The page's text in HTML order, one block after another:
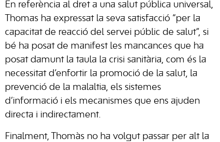
En referència al dret a una salut pública universal,
Thomas ha expressat la seva satisfacció “per la
capacitat de reacció del servei públic de salut”, si
bé ha posat de manifest les mancances que ha
posat damunt la taula la crisi sanitària, com és la
necessitat d’enfortir la promoció de la salut, la
prevenció de la malaltia, els sistemes
d’informació i els mecanismes que ens ajuden
directa i indirectament.
Finalment, Thomàs no ha volgut passar per alt la